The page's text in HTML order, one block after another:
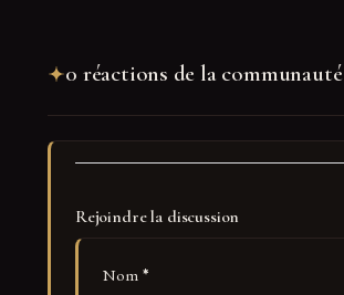
0 réactions de la communauté
Rejoindre la discussion
Nom *